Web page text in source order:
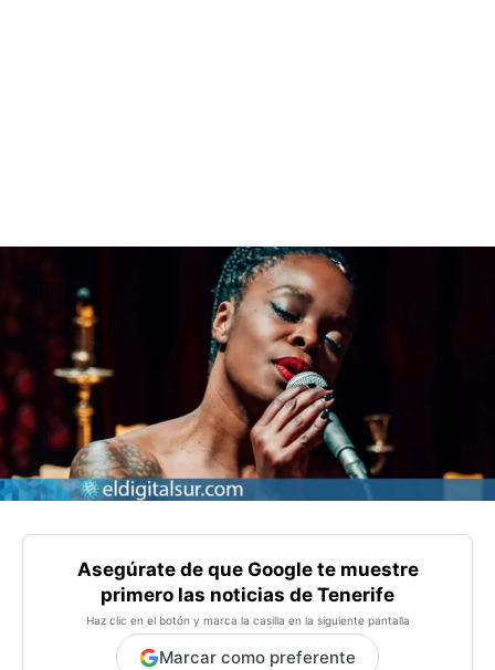
Asegúrate de que Google te muestre
primero las noticias de Tenerife
Haz clic en el botón y marca la casilla en la siguiente pantalla
Marcar como preferente